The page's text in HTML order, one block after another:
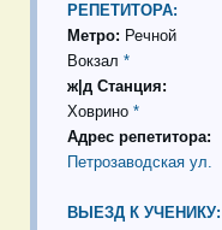
РЕПЕТИТОРА:
Метро: Речной
Вокзал *
ж|д Станция:
Ховрино *
Адрес репетитора:
Петрозаводская ул.
ВЫЕЗД К УЧЕНИКУ: